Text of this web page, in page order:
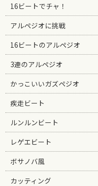
16ビートでチャ！
アルペジオに挑戦
16ビートのアルペジオ
3連のアルペジオ
かっこいいガズペジオ
疾走ビート
ルンルンビート
レゲエビート
ボサノバ風
カッティング